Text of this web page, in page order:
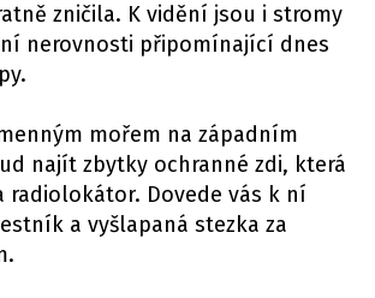
zničila. K vidění jsou i stromy
nerovnosti připomínající dnes
mořem na západním
najít zbytky ochranné zdi, která
radiolokátor. Dovede vás k ní
a vyšlapaná stezka za